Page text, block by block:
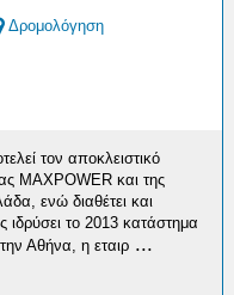
Δρομολόγηση
τον αποκλειστικό
MAXPOWER και της
ενώ διαθέτει και
το 2013 κατάστημα
Αθήνα, η εταιρ ...